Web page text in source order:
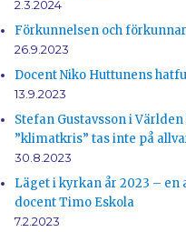
2.3.2024
Förkunnelsen och
26.9.2023
Docent Niko Huttunens
13.9.2023
Stefan Gustavsson i
”klimatkris” tas inte på
30.8.2023
Läget i kyrkan år 2023 – en
docent Timo Eskola
7.2.2023